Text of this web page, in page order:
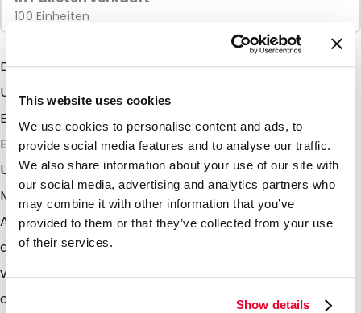
This website uses cookies
We use cookies to personalise content and ads, to
provide social media features and to analyse our traffic.
We also share information about your use of our site with
our social media, advertising and analytics partners who
may combine it with other information that you’ve
provided to them or that they’ve collected from your use
of their services.
Show details
100 Einheiten
Der Snazzybag Bubble (schicker Luftpolster-
Umschlag) kombiniert alle fantastischen
Eigenschaften des Snazzybag mit den praktischen
Eigenschaften des bekannten Luftpolster-
Umschlägen. sie können sowohl den Inhalt Ihres
Mailings schützen als auch die höchstmögliche
Aufmerksamkeit bei den Empfängern erwecken Und
das erhöht die Resonanz! Um diesen Effekt noch zu
verstärken, können Sie den Snazzybag Bubble in einer
oder in mehreren Farben von uns bedrucken lassen.